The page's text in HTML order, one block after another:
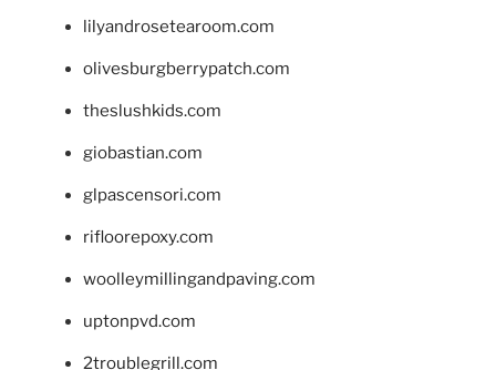
lilyandrosetearoom.com
olivesburgberrypatch.com
theslushkids.com
giobastian.com
glpascensori.com
rifloorepoxy.com
woolleymillingandpaving.com
uptonpvd.com
2troublegrill.com